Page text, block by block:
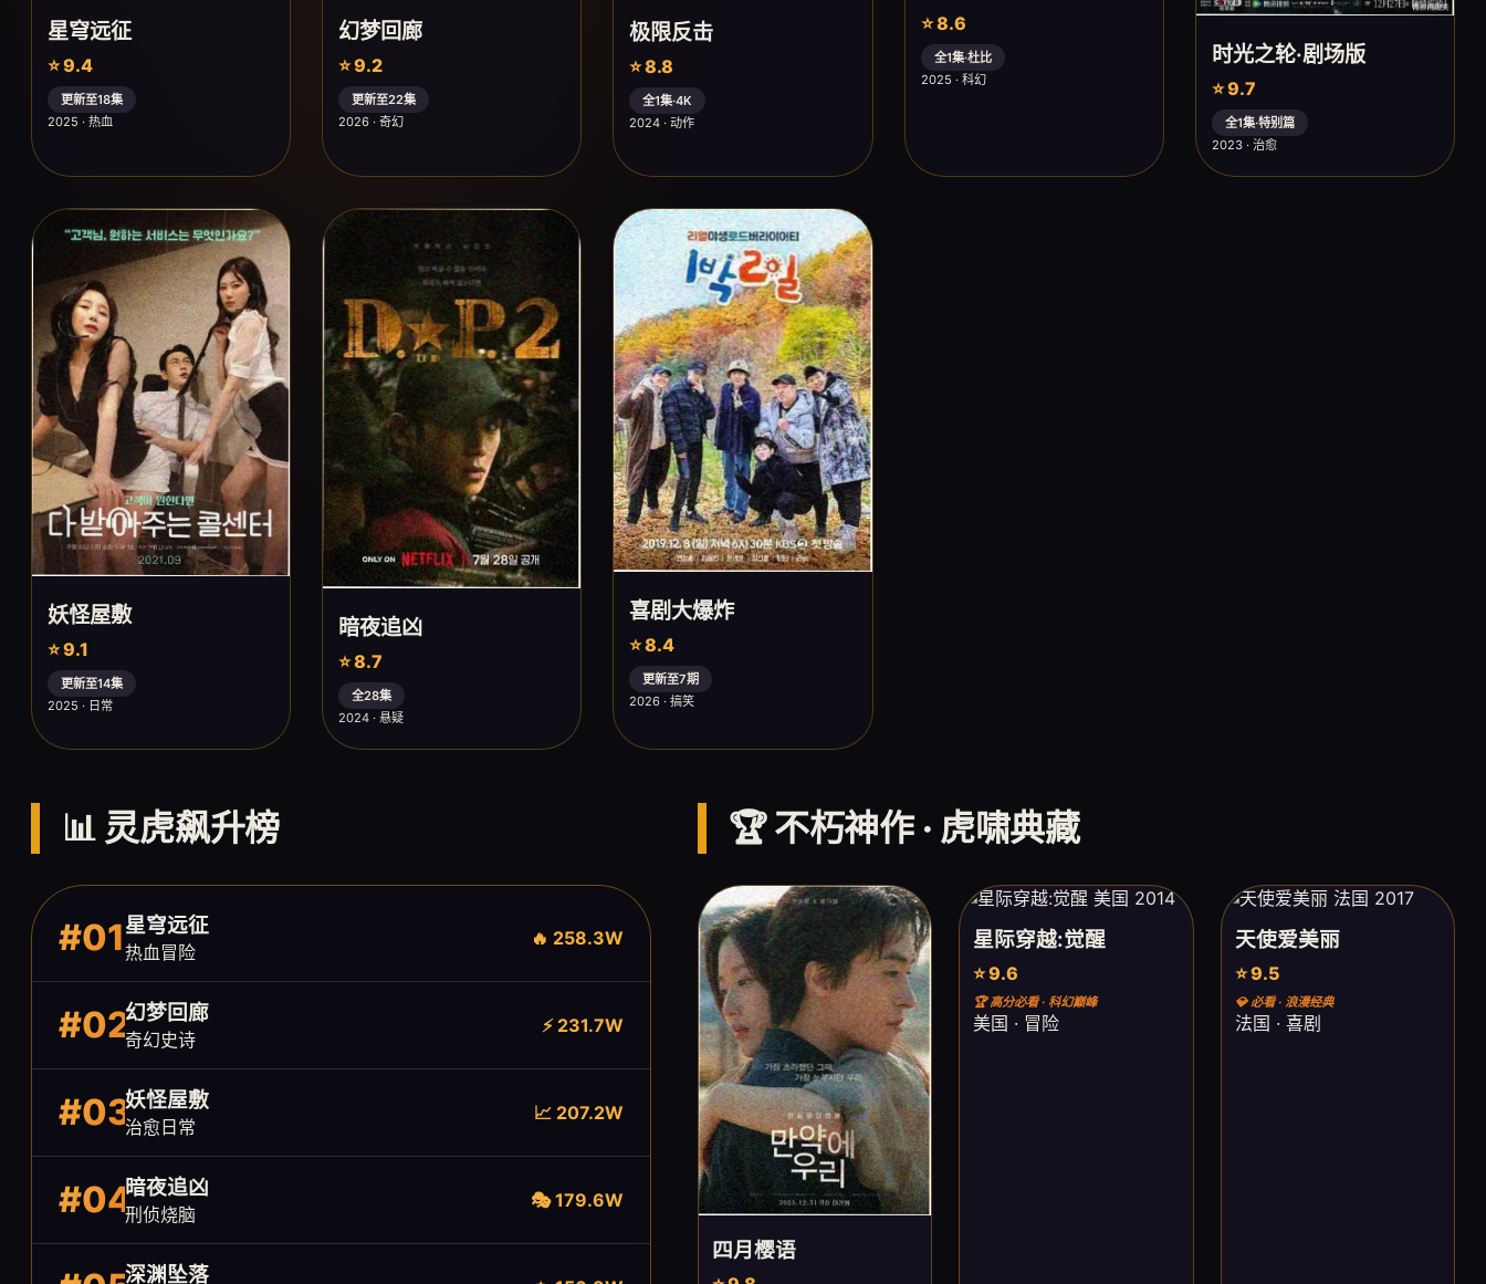
星穹远征
⭐ 9.4
更新至18集
2025 · 热血
幻梦回廊
⭐ 9.2
更新至22集
2026 · 奇幻
极限反击
⭐ 8.8
全1集·4K
2024 · 动作
⭐ 8.6
全1集·杜比
2025 · 科幻
时光之轮·剧场版
⭐ 9.7
全1集·特别篇
2023 · 治愈
妖怪屋敷
⭐ 9.1
更新至14集
2025 · 日常
暗夜追凶
⭐ 8.7
全28集
2024 · 悬疑
喜剧大爆炸
⭐ 8.4
更新至7期
2026 · 搞笑
📊 灵虎飙升榜
#01星穹远征
热血冒险
🔥 258.3W
#02幻梦回廊
奇幻史诗
⚡ 231.7W
#03妖怪屋敷
治愈日常
📈 207.2W
#04暗夜追凶
刑侦烧脑
🎭 179.6W
深渊坠落
🏆 不朽神作 · 虎啸典藏
四月樱语
星际穿越:觉醒
⭐ 9.6
🏆 高分必看 · 科幻巅峰
美国 · 冒险
天使爱美丽
⭐ 9.5
💎 必看 · 浪漫经典
法国 · 喜剧